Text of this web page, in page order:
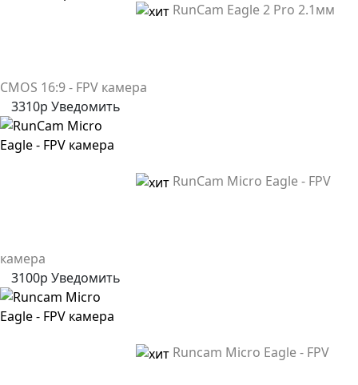
RunCam Eagle 2 Pro 2.1мм
CMOS 16:9 - FPV камера
3310р Уведомить
RunCam Micro Eagle - FPV
камера
3100р Уведомить
Runcam Micro Eagle - FPV